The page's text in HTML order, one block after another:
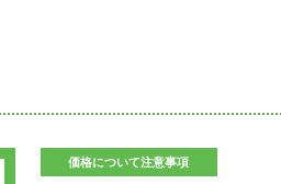
価格について注意事項